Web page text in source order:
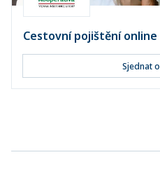
Cestovní pojištění
Sjednat